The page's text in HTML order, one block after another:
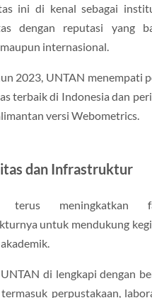
ini di kenal sebagai
dengan reputasi yang
internasional.
2023, UNTAN menempati
terbaik di Indonesia dan
versi Webometrics.
dan Infrastruktur
terus meningkatkan
untuk mendukung
di lengkapi dengan
perpustakaan,